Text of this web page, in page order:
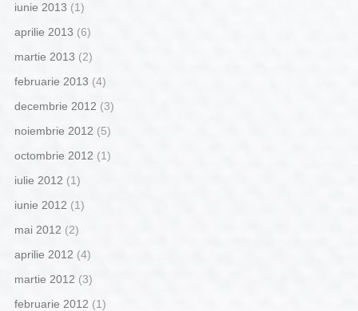
iunie 2013 (1)
aprilie 2013 (6)
martie 2013 (2)
februarie 2013 (4)
decembrie 2012 (3)
noiembrie 2012 (5)
octombrie 2012 (1)
iulie 2012 (1)
iunie 2012 (1)
mai 2012 (2)
aprilie 2012 (4)
martie 2012 (3)
februarie 2012 (1)